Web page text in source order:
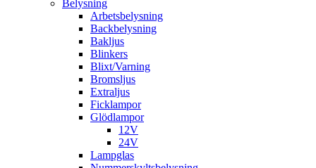
Belysning
Arbetsbelysning
Backbelysning
Bakljus
Blinkers
Blixt/Varning
Bromsljus
Extraljus
Ficklampor
Glödlampor
12V
24V
Lampglas